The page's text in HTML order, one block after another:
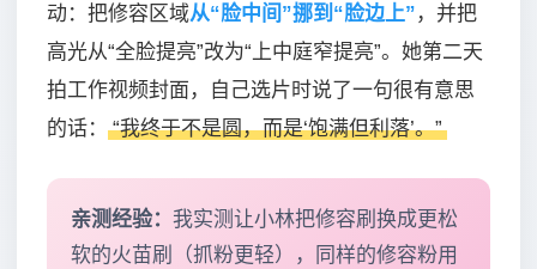
动：把修容区域从“脸中间”挪到“脸边上” ，并把
高光从“全脸提亮”改为“上中庭窄提亮”。她第二天
拍工作视频封面，自己选片时说了一句很有意思
的话：
“我终于不是圆，而是‘饱满但利落’。”
亲测经验： 我实测让小林把修容刷换成更松
软的火苗刷（抓粉更轻），同样的修容粉用